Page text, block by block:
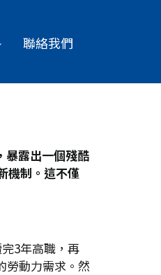
聯絡我們
暴露出一個殘酷
機制。這不僅
3年高職，再
勞動力需求。然